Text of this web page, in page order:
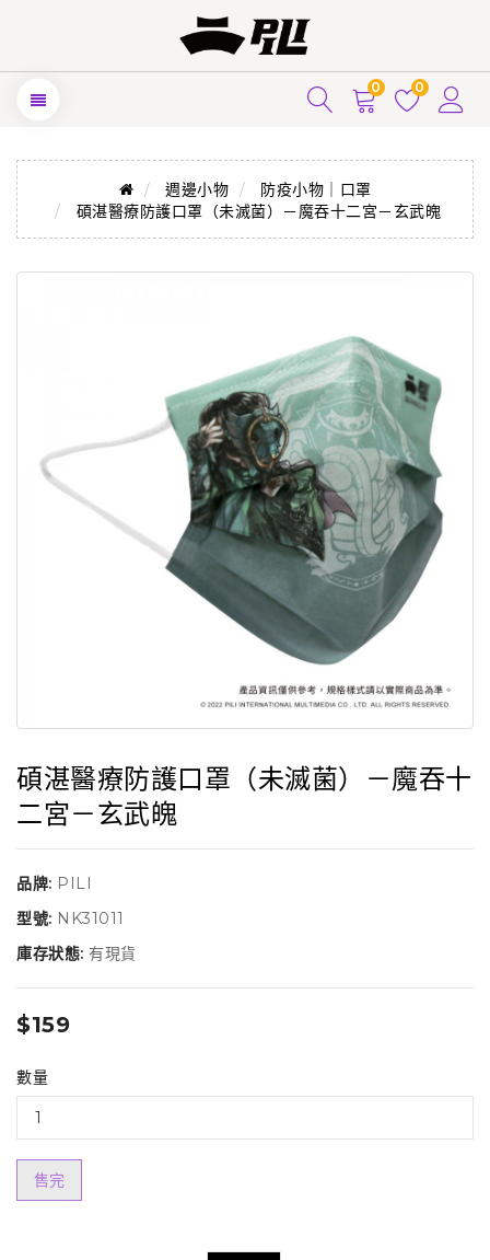
0 0
週邊小物
防疫小物｜口罩
碩湛醫療防護口罩（未滅菌）－魔吞十二宮－玄武魄
碩湛醫療防護口罩（未滅菌）－魔吞十
二宮－玄武魄
品牌: PILI
型號: NK31011
庫存狀態: 有現貨
$159
數量
售完